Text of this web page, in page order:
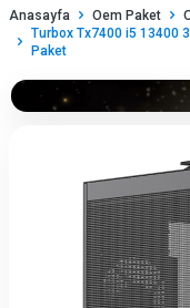
Anasayfa Oem Paket
Turbox Tx7400 i5 13400
Paket